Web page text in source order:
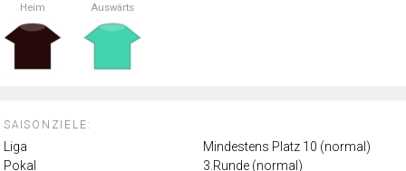
Heim Auswärts
SAISONZIELE:
Liga
Mindestens Platz 10 (normal)
Pokal
3.Runde (normal)